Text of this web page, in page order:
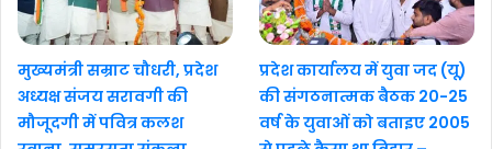
मुख्यमंत्री सम्राट चौधरी, प्रदेश
अध्यक्ष संजय सरावगी की
मौजूदगी में पवित्र कलश
प्रदेश कार्यालय में युवा जद (यू)
की संगठनात्मक बैठक 20-25
वर्ष के युवाओं को बताइए 2005